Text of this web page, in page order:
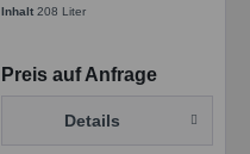
SYNTHETISCHES
Inhalt208 Liter
Preis auf Anfrage
Details